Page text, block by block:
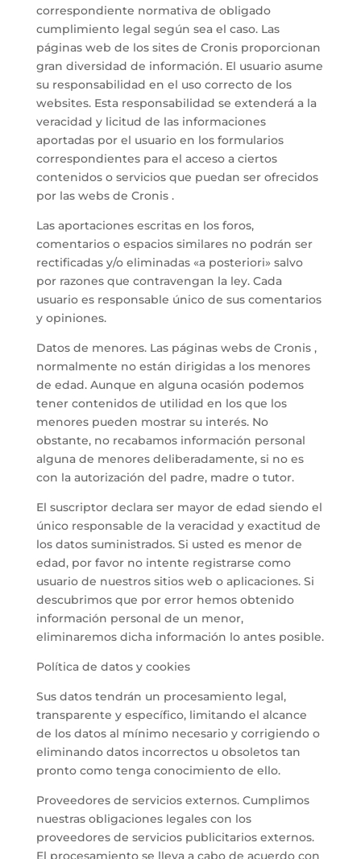
correspondiente normativa de obligado
cumplimiento legal según sea el caso. Las
páginas web de los sites de Cronis proporcionan
gran diversidad de información. El usuario asume
su responsabilidad en el uso correcto de los
websites. Esta responsabilidad se extenderá a la
veracidad y licitud de las informaciones
aportadas por el usuario en los formularios
correspondientes para el acceso a ciertos
contenidos o servicios que puedan ser ofrecidos
por las webs de Cronis .
Las aportaciones escritas en los foros,
comentarios o espacios similares no podrán ser
rectificadas y/o eliminadas «a posteriori» salvo
por razones que contravengan la ley. Cada
usuario es responsable único de sus comentarios
y opiniones.
Datos de menores. Las páginas webs de Cronis ,
normalmente no están dirigidas a los menores
de edad. Aunque en alguna ocasión podemos
tener contenidos de utilidad en los que los
menores pueden mostrar su interés. No
obstante, no recabamos información personal
alguna de menores deliberadamente, si no es
con la autorización del padre, madre o tutor.
El suscriptor declara ser mayor de edad siendo el
único responsable de la veracidad y exactitud de
los datos suministrados. Si usted es menor de
edad, por favor no intente registrarse como
usuario de nuestros sitios web o aplicaciones. Si
descubrimos que por error hemos obtenido
información personal de un menor,
eliminaremos dicha información lo antes posible.
Política de datos y cookies
Sus datos tendrán un procesamiento legal,
transparente y específico, limitando el alcance
de los datos al mínimo necesario y corrigiendo o
eliminando datos incorrectos u obsoletos tan
pronto como tenga conocimiento de ello.
Proveedores de servicios externos. Cumplimos
nuestras obligaciones legales con los
proveedores de servicios publicitarios externos.
El procesamiento se lleva a cabo de acuerdo con